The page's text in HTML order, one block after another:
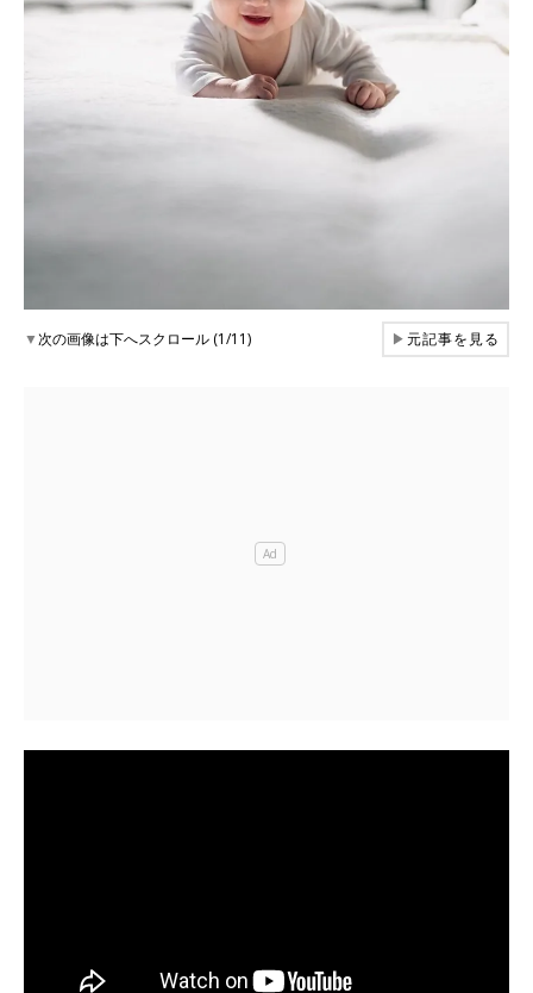
▼次の画像は下へスクロール (1/11) ▶元記事を見る